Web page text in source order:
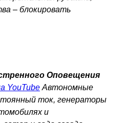
– блокировать
Оповещения
YouTube Автономные
ток, генераторы
и